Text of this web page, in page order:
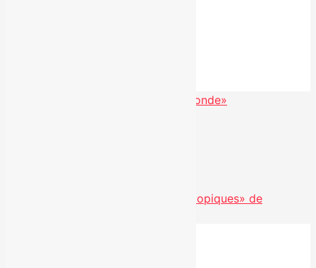
Marie-Eve Côté lance «Chaque seconde»
Nouveauté radio : «Amours microscopiques» de